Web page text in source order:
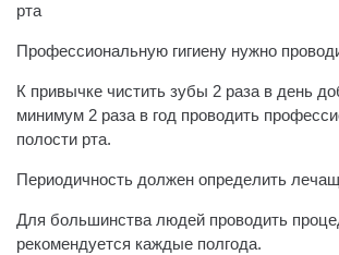
рта
Профессиональную гигиену нужно
К привычке чистить зубы 2 раза в день
минимум 2 раза в год проводить
полости рта.
Периодичность должен определить
Для большинства людей проводить
рекомендуется каждые полгода.